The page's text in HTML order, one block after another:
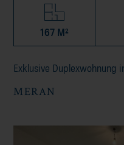
167 M²
Exklusive Duplexwohnung
MERAN